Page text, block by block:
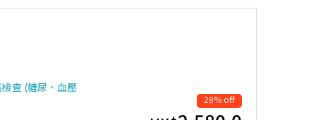
查 (糖尿、血壓
28% off